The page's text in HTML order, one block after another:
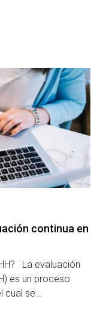
continua en
La evaluación
es un proceso
cual se…